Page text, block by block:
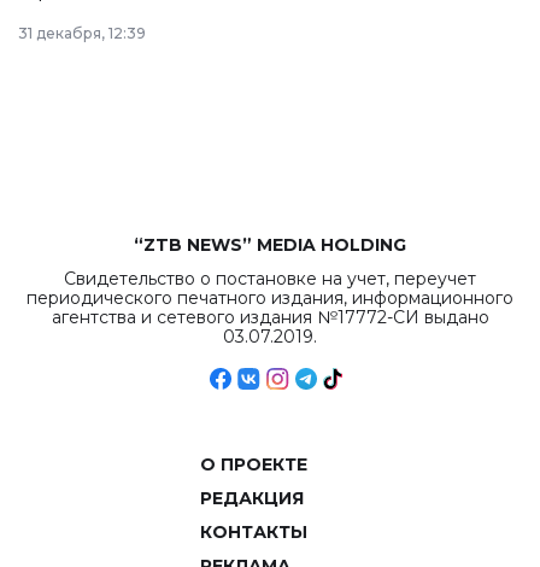
в Астане из
республиканского
31 декабря, 12:39
“ZTB NEWS” MEDIA HOLDING
Свидетельство о постановке на учет, переучет
периодического печатного издания, информационного
агентства и сетевого издания №17772-СИ выдано
03.07.2019.
О ПРОЕКТЕ
РЕДАКЦИЯ
КОНТАКТЫ